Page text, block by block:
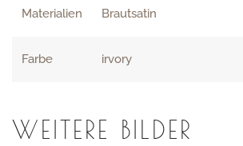
Materialien Brautsatin
Farbe irvory
WEITERE BILDER